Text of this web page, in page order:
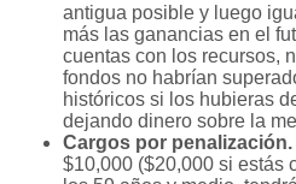
antigua posible y luego
más las ganancias en el
cuentas con los recursos,
fondos no habrían
históricos si los hubieras
dejando dinero sobre la
Cargos por penalización.
$10,000 ($20,000 si estás